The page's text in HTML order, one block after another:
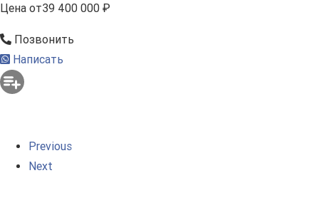
Цена от39 400 000 ₽
Позвонить
Написать
Previous
Next